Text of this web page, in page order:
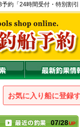
約「24時間受付・特別割
お気に入り船に登録
07/28UP